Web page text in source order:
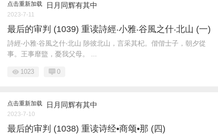
点击重新加载 日月同辉有其中
2023-7-11
最后的审判 (1039) 重读詩經‧小雅‧谷風之什‧北山 (一)
詩經‧小雅‧谷風之什‧北山 陟彼北山，言采其杞。偕偕士子，朝夕從
事。王事靡盬，憂我父母。 ...
1023 0
点击重新加载 日月同辉有其中
2023-7-10
最后的审判 (1038) 重读诗经•商颂•那 (四)